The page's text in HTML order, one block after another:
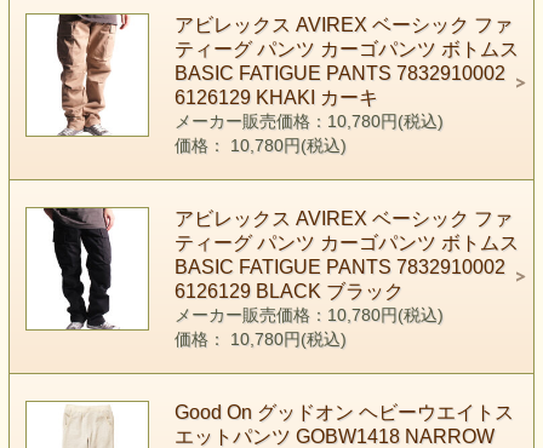
アビレックス AVIREX ベーシック ファ
ティーグ パンツ カーゴパンツ ボトムス
BASIC FATIGUE PANTS 7832910002
6126129 KHAKI カーキ
メーカー販売価格：10,780円(税込)
価格： 10,780円(税込)
アビレックス AVIREX ベーシック ファ
ティーグ パンツ カーゴパンツ ボトムス
BASIC FATIGUE PANTS 7832910002
6126129 BLACK ブラック
メーカー販売価格：10,780円(税込)
価格： 10,780円(税込)
Good On グッドオン ヘビーウエイトス
エットパンツ GOBW1418 NARROW